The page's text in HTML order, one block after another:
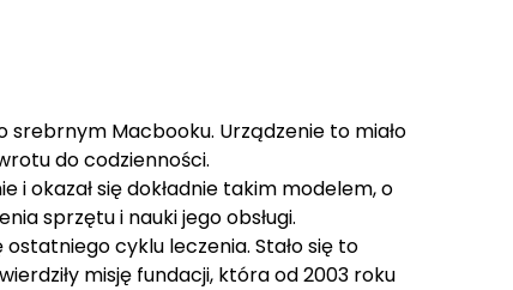
Macbooku. Urządzenie to miało
do codzienności.
i okazał się dokładnie takim modelem, o
sprzętu i nauki jego obsługi.
cyklu leczenia. Stało się to
misję fundacji, która od 2003 roku